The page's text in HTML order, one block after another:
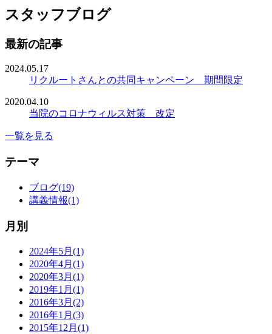
スタッフブログ
最新の記事
2024.05.17
リクルートさんとの共同キャンペーン 期間限定
2020.04.10
当院のコロナウィルス対策 改定
一覧を見る
テーマ
ブログ(19)
講義情報(1)
月別
2024年5月(1)
2020年4月(1)
2020年3月(1)
2019年1月(1)
2016年3月(2)
2016年1月(3)
2015年12月(1)